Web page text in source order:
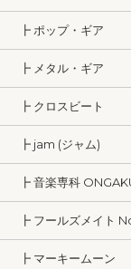
┣ ポップ・ギア
┣ メタル・ギア
┣ クロスビート
┣ jam (ジャム)
┣ 音楽専科
┣ フールズメイト
┣ マーキームーン